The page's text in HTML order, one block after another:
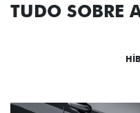
TUDO SOBRE